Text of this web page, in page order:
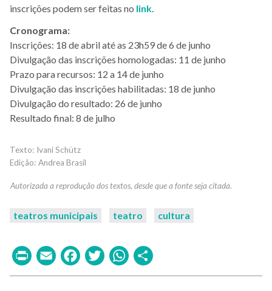
inscrições podem ser feitas no link
Cronograma:
Inscrições: 18 de abril até as 23h59 de 6 de junho
Divulgação das inscrições homologadas: 11 de junho
Prazo para recursos: 12 a 14 de junho
Divulgação das inscrições habilitadas: 18 de junho
Divulgação do resultado: 26 de junho
Resultado final: 8 de julho
Ivani Schütz
Andrea Brasil
teatros municipais teatro cultura
PrintEmailFacebook
TwitterWhatsApp